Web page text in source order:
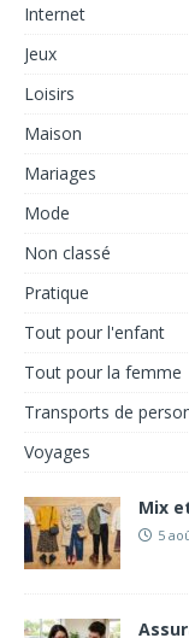
Internet
Jeux
Loisirs
Maison
Mariages
Mode
Non classé
Pratique
Tout pour l'enfant
Tout pour la femme
Transports de
Voyages
Mix
5